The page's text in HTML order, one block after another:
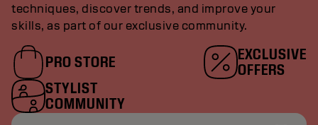
techniques, discover trends, and improve your
skills, as part of our exclusive community.
PRO STORE
EXCLUSIVE
OFFERS
STYLIST
COMMUNITY